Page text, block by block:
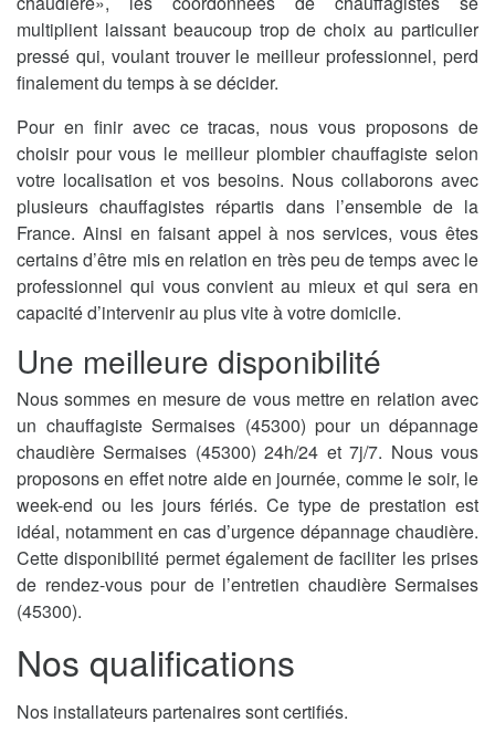
multiplient laissant beaucoup trop de choix au particulier
pressé qui, voulant trouver le meilleur professionnel, perd
finalement du temps à se décider.
Pour en finir avec ce tracas, nous vous proposons de
choisir pour vous le meilleur plombier chauffagiste selon
votre localisation et vos besoins. Nous collaborons avec
plusieurs chauffagistes répartis dans l’ensemble de la
France. Ainsi en faisant appel à nos services, vous êtes
certains d’être mis en relation en très peu de temps avec le
professionnel qui vous convient au mieux et qui sera en
capacité d’intervenir au plus vite à votre domicile.
Une meilleure disponibilité
Nous sommes en mesure de vous mettre en relation avec
un chauffagiste Sermaises (45300) pour un dépannage
chaudière Sermaises (45300) 24h/24 et 7j/7. Nous vous
proposons en effet notre aide en journée, comme le soir, le
week-end ou les jours fériés. Ce type de prestation est
idéal, notamment en cas d’urgence dépannage chaudière.
Cette disponibilité permet également de faciliter les prises
de rendez-vous pour de l’entretien chaudière Sermaises
(45300).
Nos qualifications
Nos installateurs partenaires sont certifiés.